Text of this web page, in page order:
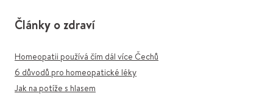
Články o zdraví
Homeopatii používá čím dál více Čechů
6 důvodů pro homeopatické léky
Jak na potíže s hlasem